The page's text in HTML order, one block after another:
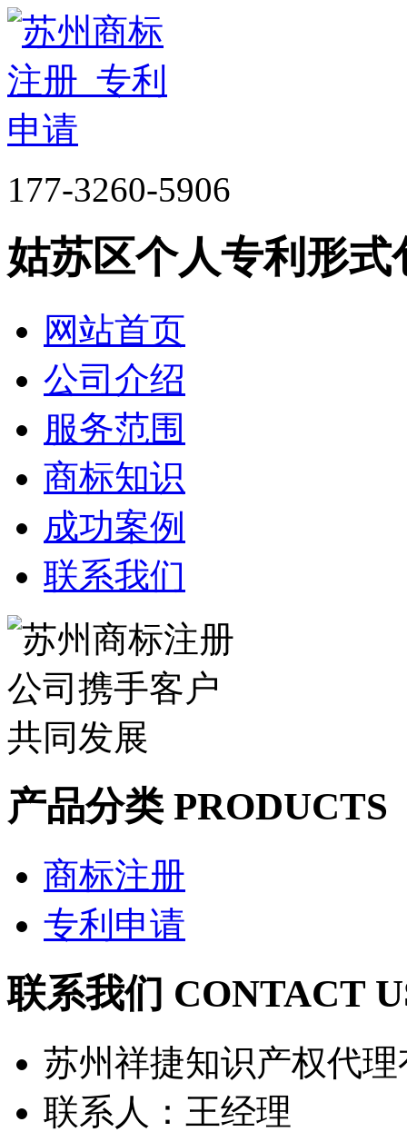
177-3260-5906
姑苏区个人专利形式
网站首页
公司介绍
服务范围
商标知识
成功案例
联系我们
产品分类 PRODUCTS
商标注册
专利申请
联系我们 CONTACT
苏州祥捷知识产权代
联系人：王经理